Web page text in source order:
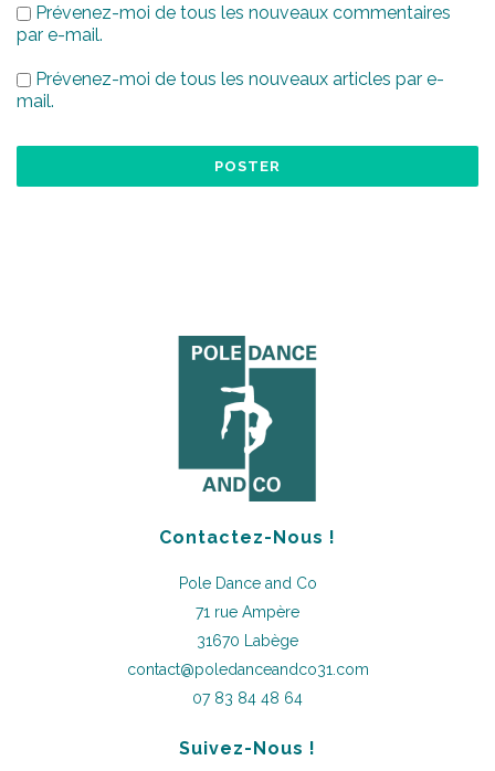
Prévenez-moi de tous les nouveaux commentaires
par e-mail.
Prévenez-moi de tous les nouveaux articles par e-
mail.
Contactez-Nous !
Pole Dance and Co
71 rue Ampère
31670 Labège
contact@poledanceandco31.com
07 83 84 48 64
Suivez-Nous !